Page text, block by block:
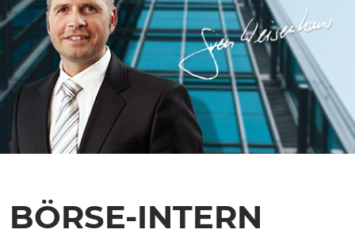
BÖRSE-INTERN